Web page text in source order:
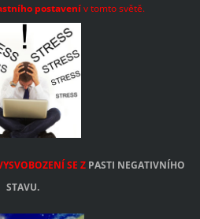
postavenív tomto světě.
SE ZPASTI NEGATIVNÍHO
STAVU.